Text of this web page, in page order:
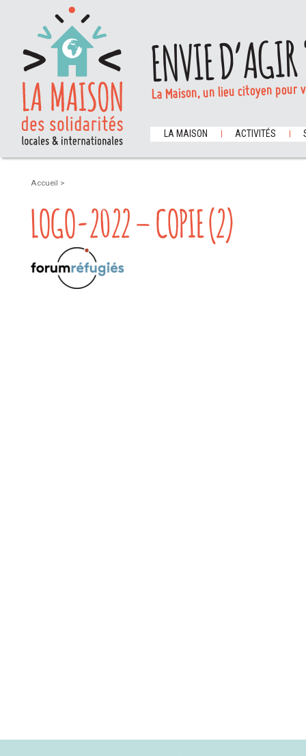
ENVIE
La Maison, un lieu citoyen
LA MAISON ACTIVITÉS
Accueil >
LOGO-2022 – COPIE (2)